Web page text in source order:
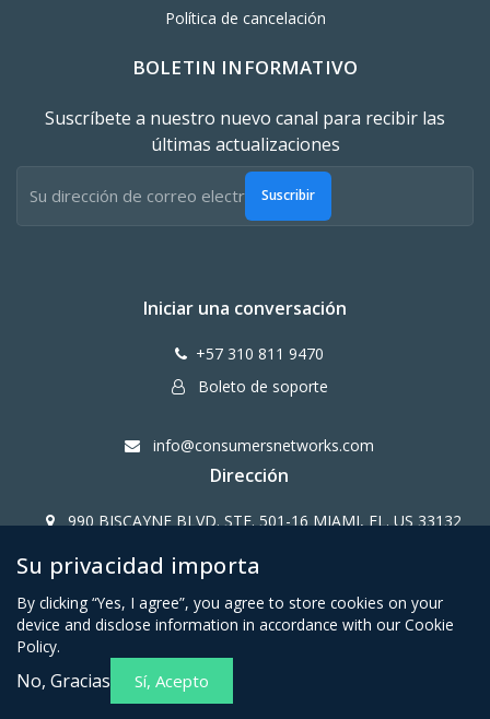
Política de cancelación
BOLETIN INFORMATIVO
Suscríbete a nuestro nuevo canal para recibir las
últimas actualizaciones
Suscribir
Iniciar una conversación
+57 310 811 9470
Boleto de soporte
info@consumersnetworks.com
Dirección
990 BISCAYNE BLVD. STE. 501-16 MIAMI, FL. US 33132
Copy Right CONSUMERS NETWORK@2024
Términos y condiciones para
miembros afiliados
Su privacidad importa
By clicking “Yes, I agree”, you agree to store cookies on your
device and disclose information in accordance with our Cookie
Policy.
No, Gracias Sí, Acepto